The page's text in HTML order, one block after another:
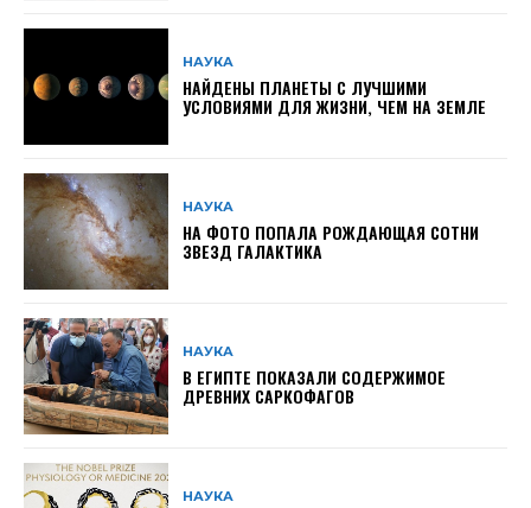
НАУКА
НАЙДЕНЫ ПЛАНЕТЫ С ЛУЧШИМИ
УСЛОВИЯМИ ДЛЯ ЖИЗНИ, ЧЕМ НА ЗЕМЛЕ
НАУКА
НА ФОТО ПОПАЛА РОЖДАЮЩАЯ СОТНИ
ЗВЕЗД ГАЛАКТИКА
НАУКА
В ЕГИПТЕ ПОКАЗАЛИ СОДЕРЖИМОЕ
ДРЕВНИХ САРКОФАГОВ
НАУКА